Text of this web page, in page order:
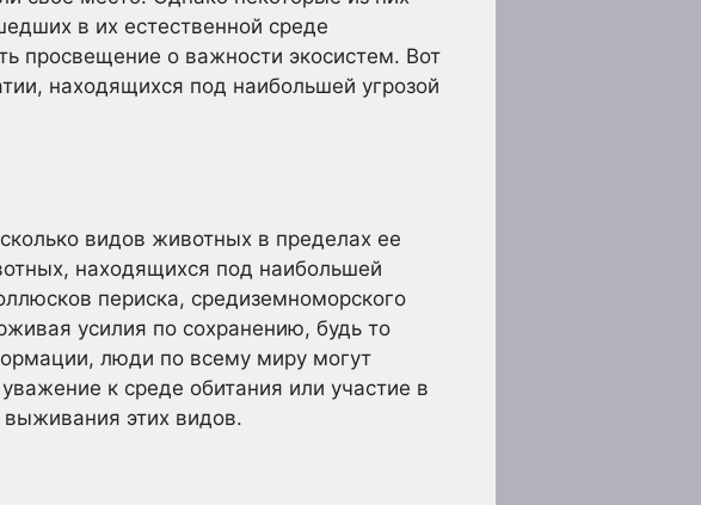
в их естественной среде
просвещение о важности экосистем. Вот
находящихся под наибольшей угрозой
видов животных в пределах ее
находящихся под наибольшей
периска, средиземноморского
усилия по сохранению, будь то
люди по всему миру могут
к среде обитания или участие в
этих видов.